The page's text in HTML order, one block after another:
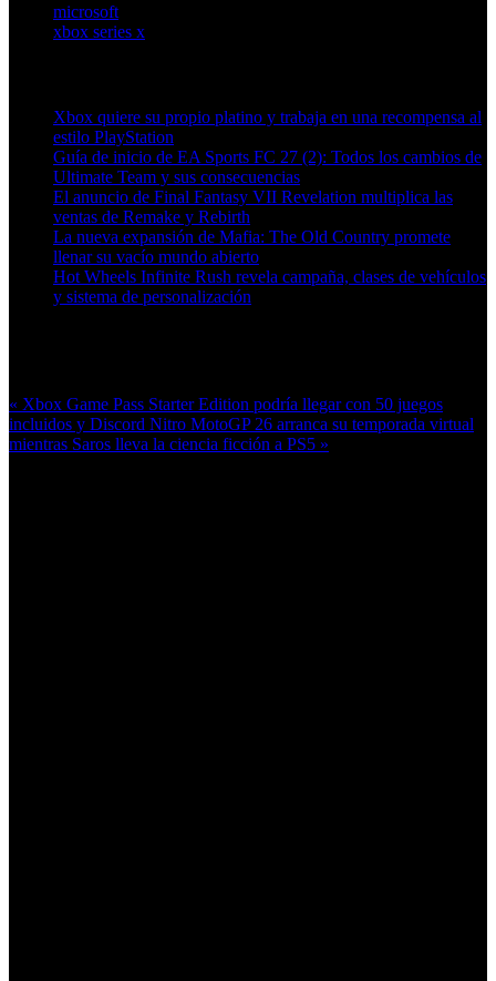
microsoft
xbox series x
Xbox quiere su propio platino y trabaja en una recompensa al
estilo PlayStation
Guía de inicio de EA Sports FC 27 (2): Todos los cambios de
Ultimate Team y sus consecuencias
El anuncio de Final Fantasy VII Revelation multiplica las
ventas de Remake y Rebirth
La nueva expansión de Mafia: The Old Country promete
llenar su vacío mundo abierto
Hot Wheels Infinite Rush revela campaña, clases de vehículos
y sistema de personalización
« Xbox Game Pass Starter Edition podría llegar con 50 juegos
incluidos y Discord Nitro MotoGP 26 arranca su temporada virtual
mientras Saros lleva la ciencia ficción a PS5 »